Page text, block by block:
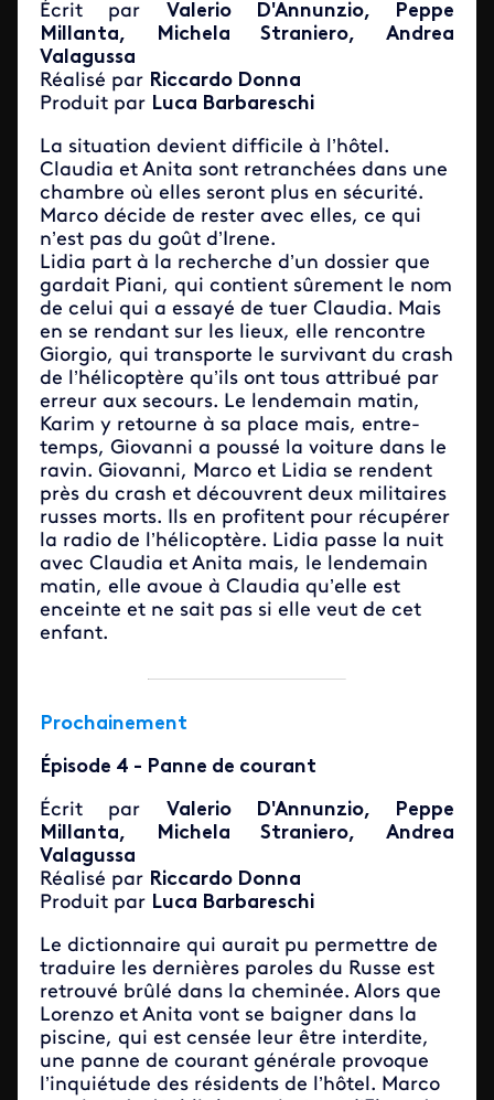
Écrit par Valerio D'Annunzio, Peppe
Millanta, Michela Straniero, Andrea
Valagussa
Réalisé par Riccardo Donna
Produit par Luca Barbareschi
La situation devient difficile à l’hôtel.
Claudia et Anita sont retranchées dans une
chambre où elles seront plus en sécurité.
Marco décide de rester avec elles, ce qui
n’est pas du goût d’Irene.
Lidia part à la recherche d’un dossier que
gardait Piani, qui contient sûrement le nom
de celui qui a essayé de tuer Claudia. Mais
en se rendant sur les lieux, elle rencontre
Giorgio, qui transporte le survivant du crash
de l’hélicoptère qu’ils ont tous attribué par
erreur aux secours. Le lendemain matin,
Karim y retourne à sa place mais, entre-
temps, Giovanni a poussé la voiture dans le
ravin. Giovanni, Marco et Lidia se rendent
près du crash et découvrent deux militaires
russes morts. Ils en profitent pour récupérer
la radio de l’hélicoptère. Lidia passe la nuit
avec Claudia et Anita mais, le lendemain
matin, elle avoue à Claudia qu’elle est
enceinte et ne sait pas si elle veut de cet
enfant.
Prochainement
Épisode 4 - Panne de courant
Écrit par Valerio D'Annunzio, Peppe
Millanta, Michela Straniero, Andrea
Valagussa
Réalisé par Riccardo Donna
Produit par Luca Barbareschi
Le dictionnaire qui aurait pu permettre de
traduire les dernières paroles du Russe est
retrouvé brûlé dans la cheminée. Alors que
Lorenzo et Anita vont se baigner dans la
piscine, qui est censée leur être interdite,
une panne de courant générale provoque
l’inquiétude des résidents de l’hôtel. Marco